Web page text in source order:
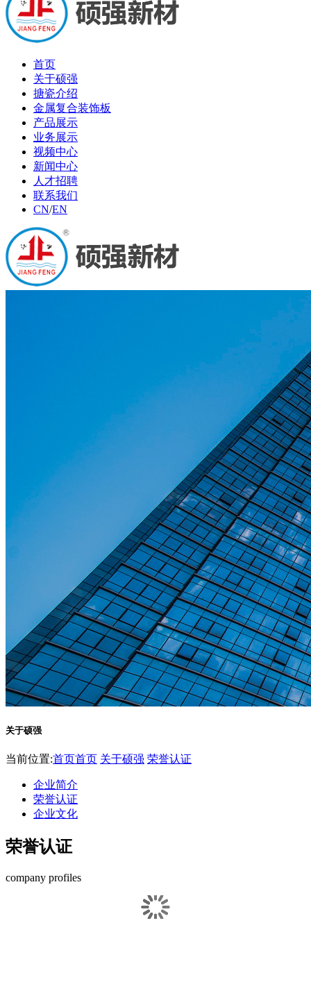
首页
关于硕强
搪瓷介绍
金属复合装饰板
产品展示
业务展示
视频中心
新闻中心
人才招聘
联系我们
CN/EN
关于硕强
当前位置:首页首页 关于硕强 荣誉认证
企业简介
荣誉认证
企业文化
荣誉认证
company profiles